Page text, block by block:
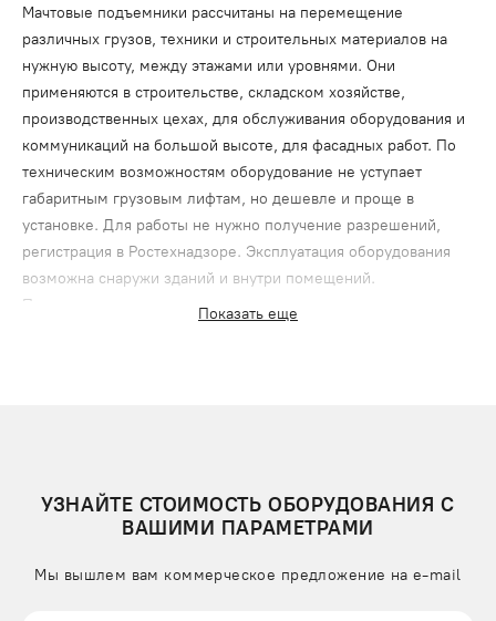
Мачтовые подъемники рассчитаны на перемещение
различных грузов, техники и строительных материалов на
нужную высоту, между этажами или уровнями. Они
применяются в строительстве, складском хозяйстве,
производственных цехах, для обслуживания оборудования и
коммуникаций на большой высоте, для фасадных работ. По
техническим возможностям оборудование не уступает
габаритным грузовым лифтам, но дешевле и проще в
установке. Для работы не нужно получение разрешений,
регистрация в Ростехнадзоре. Эксплуатация оборудования
возможна снаружи зданий и внутри помещений.
Преимущества мачтового строительного подъемника
автоматикой;
понятный принцип управления, без дополнительного
установка оборудования и запуск в эксплуатацию за
Показать еще
УЗНАЙТЕ СТОИМОСТЬ ОБОРУДОВАНИЯ С
ВАШИМИ ПАРАМЕТРАМИ
Мы вышлем вам коммерческое предложение на e-mail